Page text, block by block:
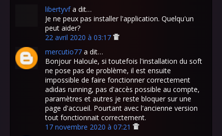
libertyvfa dit…
Je ne peux pas installer l'application. Quelqu'un
peut aider?
22 avril 2020 à 03:17
mercutio77 a dit…
Bonjour Haloule, si toutefois l'installation du soft
ne pose pas de problème, il est ensuite
impossible de faire fonctionner correctement
adidas running, pas d'accès possible au compte,
paramètres et autres je reste bloquer sur une
page d'accueil. Pourtant avec l'ancienne version
tout fonctionnait correctement.
17 novembre 2020 à 07:21